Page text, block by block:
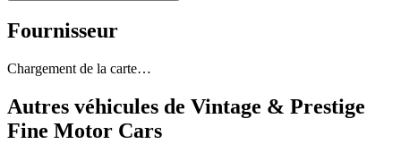
Fournisseur
Chargement de la carte…
Autres véhicules de Vintage & Prestige
Fine Motor Cars